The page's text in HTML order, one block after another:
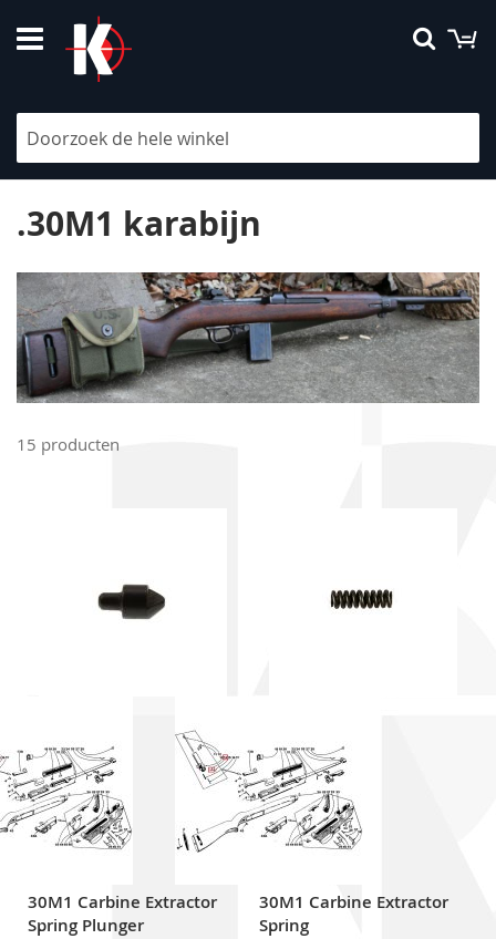
naar
de
.30M1 karabijn
15 producten
30M1 Carbine Extractor
Spring Plunger
30M1 Carbine Extractor
Spring